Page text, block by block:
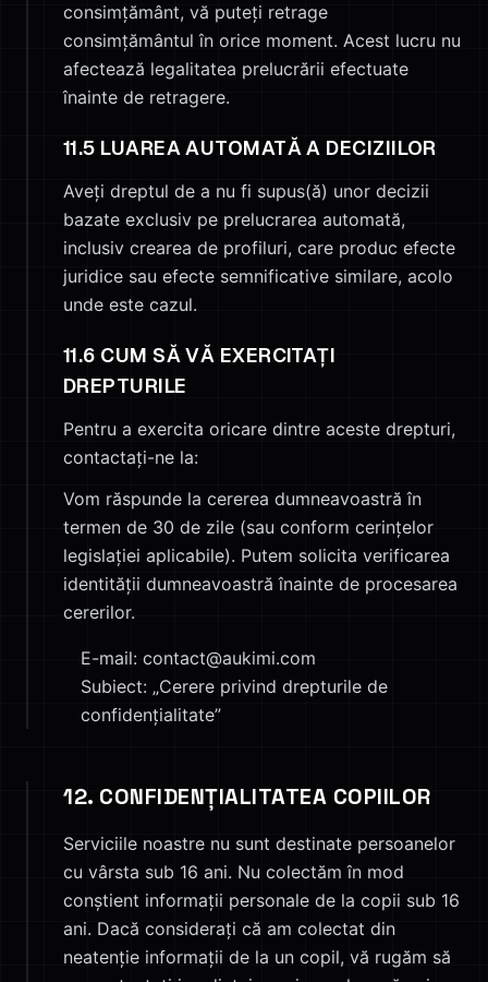
consimțământ, vă puteți retrage
consimțământul în orice moment. Acest lucru nu
afectează legalitatea prelucrării efectuate
înainte de retragere.
11.5 LUAREA AUTOMATĂ A DECIZIILOR
Aveți dreptul de a nu fi supus(ă) unor decizii
bazate exclusiv pe prelucrarea automată,
inclusiv crearea de profiluri, care produc efecte
juridice sau efecte semnificative similare, acolo
unde este cazul.
11.6 CUM SĂ VĂ EXERCITAȚI
DREPTURILE
Pentru a exercita oricare dintre aceste drepturi,
contactați-ne la:
Vom răspunde la cererea dumneavoastră în
termen de 30 de zile (sau conform cerințelor
legislației aplicabile). Putem solicita verificarea
identității dumneavoastră înainte de procesarea
cererilor.
E-mail: contact@aukimi.com
Subiect: „Cerere privind drepturile de
confidențialitate”
12. CONFIDENȚIALITATEA COPIILOR
Serviciile noastre nu sunt destinate persoanelor
cu vârsta sub 16 ani. Nu colectăm în mod
conștient informații personale de la copii sub 16
ani. Dacă considerați că am colectat din
neatenție informații de la un copil, vă rugăm să